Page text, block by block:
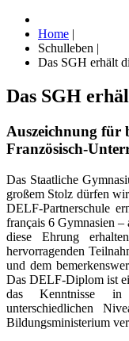
Home |
Schulleben |
Das SGH erhält
Das SGH
Auszeichnung für
Französisch-
Das Staatliche
großem Stolz dürfen
DELF-Partnerschule
français 6 Gymnasien –
diese Ehrung
hervorragenden
und dem
Das DELF-Diplom ist
das Kenntnisse in
unterschiedlichen
Bildungsministerium